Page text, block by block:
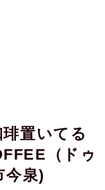
置いてる
（ドゥ
今泉)